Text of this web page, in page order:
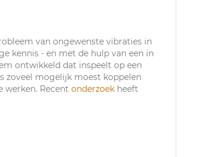
van ongewenste vibraties in
kennis - en met de hulp van een in
ontwikkeld dat inspeelt op een
zoveel mogelijk moest koppelen
Recent onderzoek heeft